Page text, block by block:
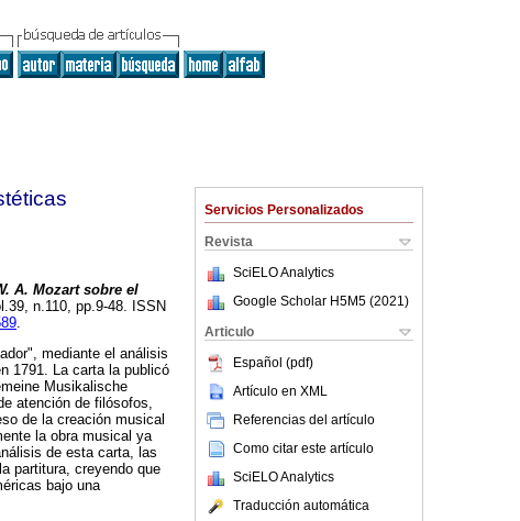
Servicios Personalizados
Revista
SciELO Analytics
Google Scholar H5M5 (2021 )
Articulo
Español (pdf)
Artículo en XML
Referencias del artículo
Como citar este artículo
SciELO Analytics
Traducción automática
A. Mozart sobre el
n.110, pp.9-48. ISSN
.
mediante el análisis
1791. La carta la publicó
Musikalische
atención de filósofos,
de la creación musical
la obra musical ya
de esta carta, las
partitura, creyendo que
bajo una